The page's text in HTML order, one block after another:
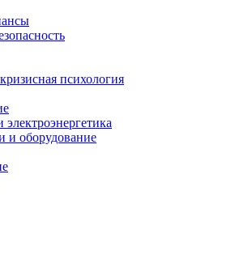
психология
и оборудование